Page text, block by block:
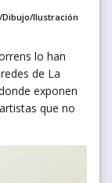
Ilustración
lo han
de La
exponen
que no